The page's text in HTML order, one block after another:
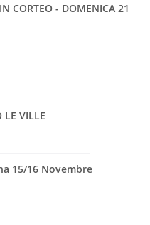
CORTEO - DOMENICA 21
LE VILLE
15/16 Novembre